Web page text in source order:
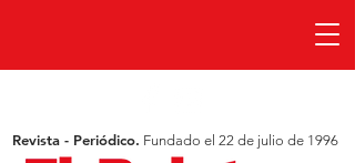
Revista - Periódico. Fundado el 22 de julio de 1996